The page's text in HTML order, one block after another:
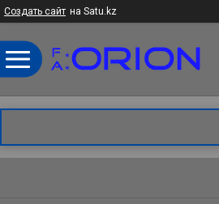
Создать сайт на Satu.kz